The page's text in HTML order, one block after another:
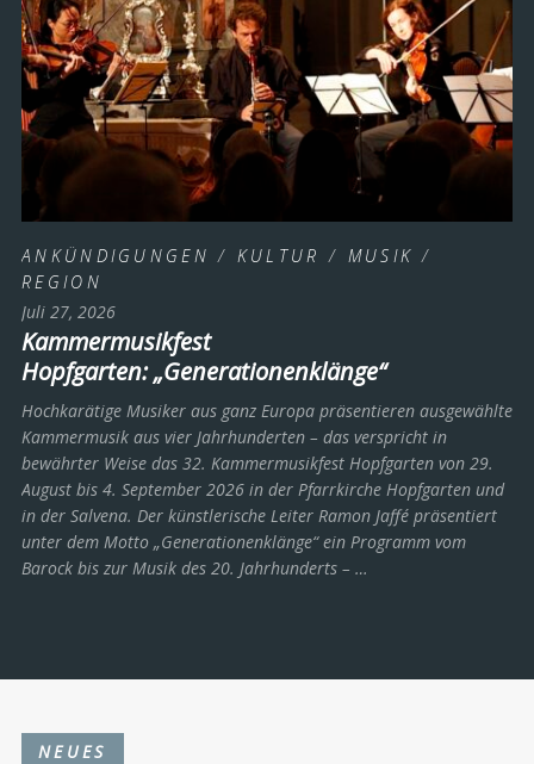
ANKÜNDIGUNGEN / KULTUR / MUSIK /
REGION
Juli 27, 2026
Kammermusikfest
Hopfgarten: „Generationenklänge“
Hochkarätige Musiker aus ganz Europa präsentieren ausgewählte
Kammermusik aus vier Jahrhunderten – das verspricht in
bewährter Weise das 32. Kammermusikfest Hopfgarten von 29.
August bis 4. September 2026 in der Pfarrkirche Hopfgarten und
in der Salvena. Der künstlerische Leiter Ramon Jaffé präsentiert
unter dem Motto „Generationenklänge“ ein Programm vom
Barock bis zur Musik des 20. Jahrhunderts ­– …
NEUES